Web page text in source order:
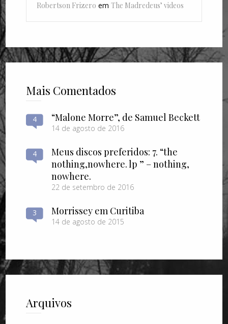
Robertson Frizero emThe Madredeus’ videos
Mais Comentados
4 “Malone Morre”, de Samuel Beckett
14 de agosto de 2016
4
Meus discos preferidos: 7. “the
nothing​,​nowhere. lp ” – nothing​,​
nowhere.
22 de setembro de 2016
3 Morrissey em Curitiba
14 de agosto de 2015
Arquivos